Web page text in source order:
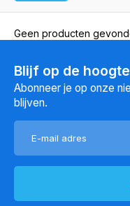
Geen producten
Blijf op de hoogte
Abonneer je op onze
blijven.